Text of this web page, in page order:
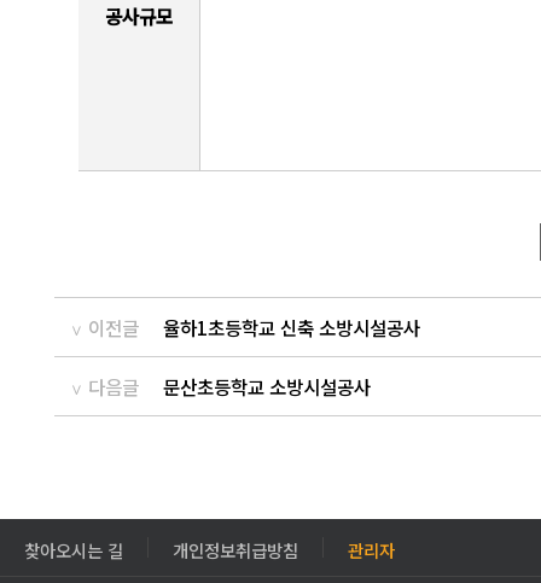
공사규모
이전글 율하1초등학교 신축 소방시설공사
다음글 문산초등학교 소방시설공사
찾아오시는 길 개인정보취급방침 관리자